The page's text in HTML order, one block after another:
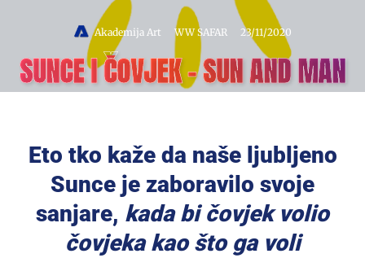
Akademija Art WW SAFAR 23/11/2020
SUNCE I ČOVJEK – SUN AND MAN
Eto tko kaže da naše ljubljeno
Sunce je zaboravilo svoje
sanjare, kada bi čovjek volio
čovjeka kao što ga voli